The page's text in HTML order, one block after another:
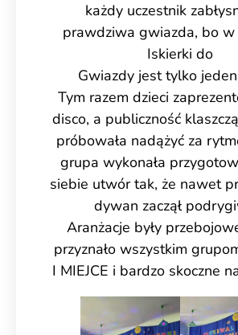
każdy uczestnik
prawdziwa gwiazda, bo w
Iskierki do
Gwiazdy jest tylko
Tym razem dzieci
disco, a publiczność
próbowała nadążyć za
grupa wykonała
siebie utwór tak, że nawet
dywan zaczął
Aranżacje były
przyznało wszystkim
I MIEJCE i bardzo skoczne